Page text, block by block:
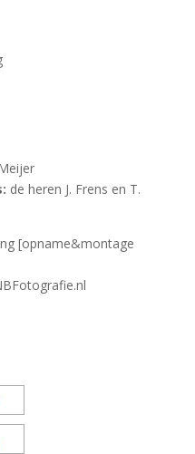
de heren J. Frens en T.
[opname&montage